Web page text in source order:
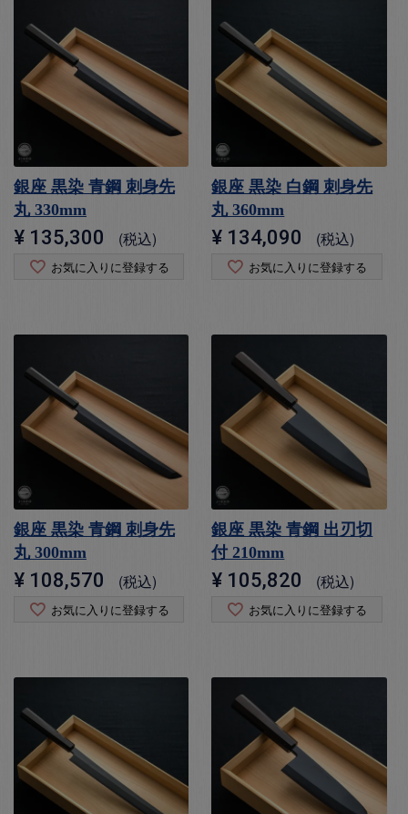
銀座 黒染 青鋼 刺身先
丸 330mm
¥ 135,300 税込
お気に入りに登録する
銀座 黒染 白鋼 刺身先
丸 360mm
¥ 134,090 税込
お気に入りに登録する
銀座 黒染 青鋼 刺身先
丸 300mm
¥ 108,570 税込
お気に入りに登録する
銀座 黒染 青鋼 出刃切
付 210mm
¥ 105,820 税込
お気に入りに登録する